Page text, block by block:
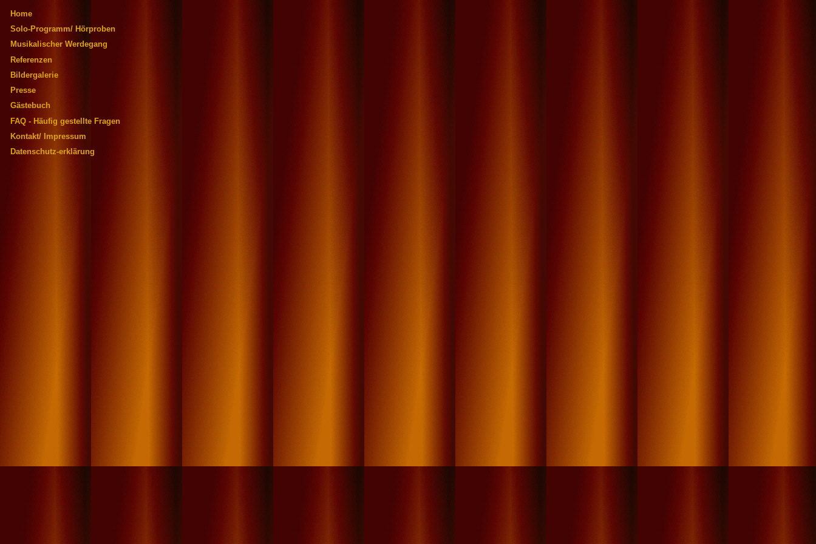
Home
Solo-Programm/ Hörproben
Musikalischer Werdegang
Referenzen
Bildergalerie
Presse
Gästebuch
FAQ - Häufig gestellte Fragen
Kontakt/ Impressum
Datenschutz-erklärung